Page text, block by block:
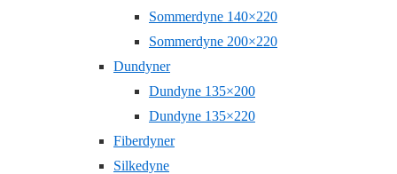
Sommerdyne 140×220
Sommerdyne 200×220
Dundyner
Dundyne 135×200
Dundyne 135×220
Fiberdyner
Silkedyne